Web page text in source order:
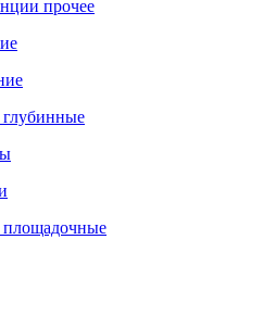
прочее